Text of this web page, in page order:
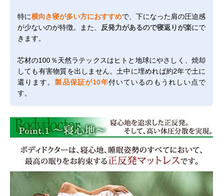
特に横向き寝が多い方におすすめで、下になった肩の圧迫感
が少ないのが特徴。また、
反発力があるので寝返りが楽にで
きます。
芯材の100％天然ラテックスはヒトと地球にやさしく、焼却
しても有害物質を出しません。土中に埋めれば約2年で土に
還ります。製品保証が10年付いているのもうれしい点で
す。